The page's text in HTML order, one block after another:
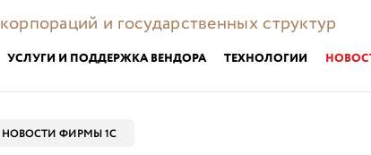
и государственных структур
УСЛУГИ И ПОДДЕРЖКА ВЕНДОРА ТЕХНОЛОГИИ
НОВОСТИ ФИРМЫ 1С